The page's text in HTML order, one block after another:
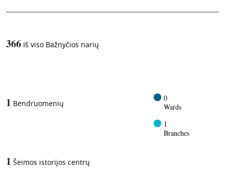
366 Iš viso Bažnyčios narių
1 Bendruomenių
0
Wards
1
Branches
1 Šeimos istorijos centrų